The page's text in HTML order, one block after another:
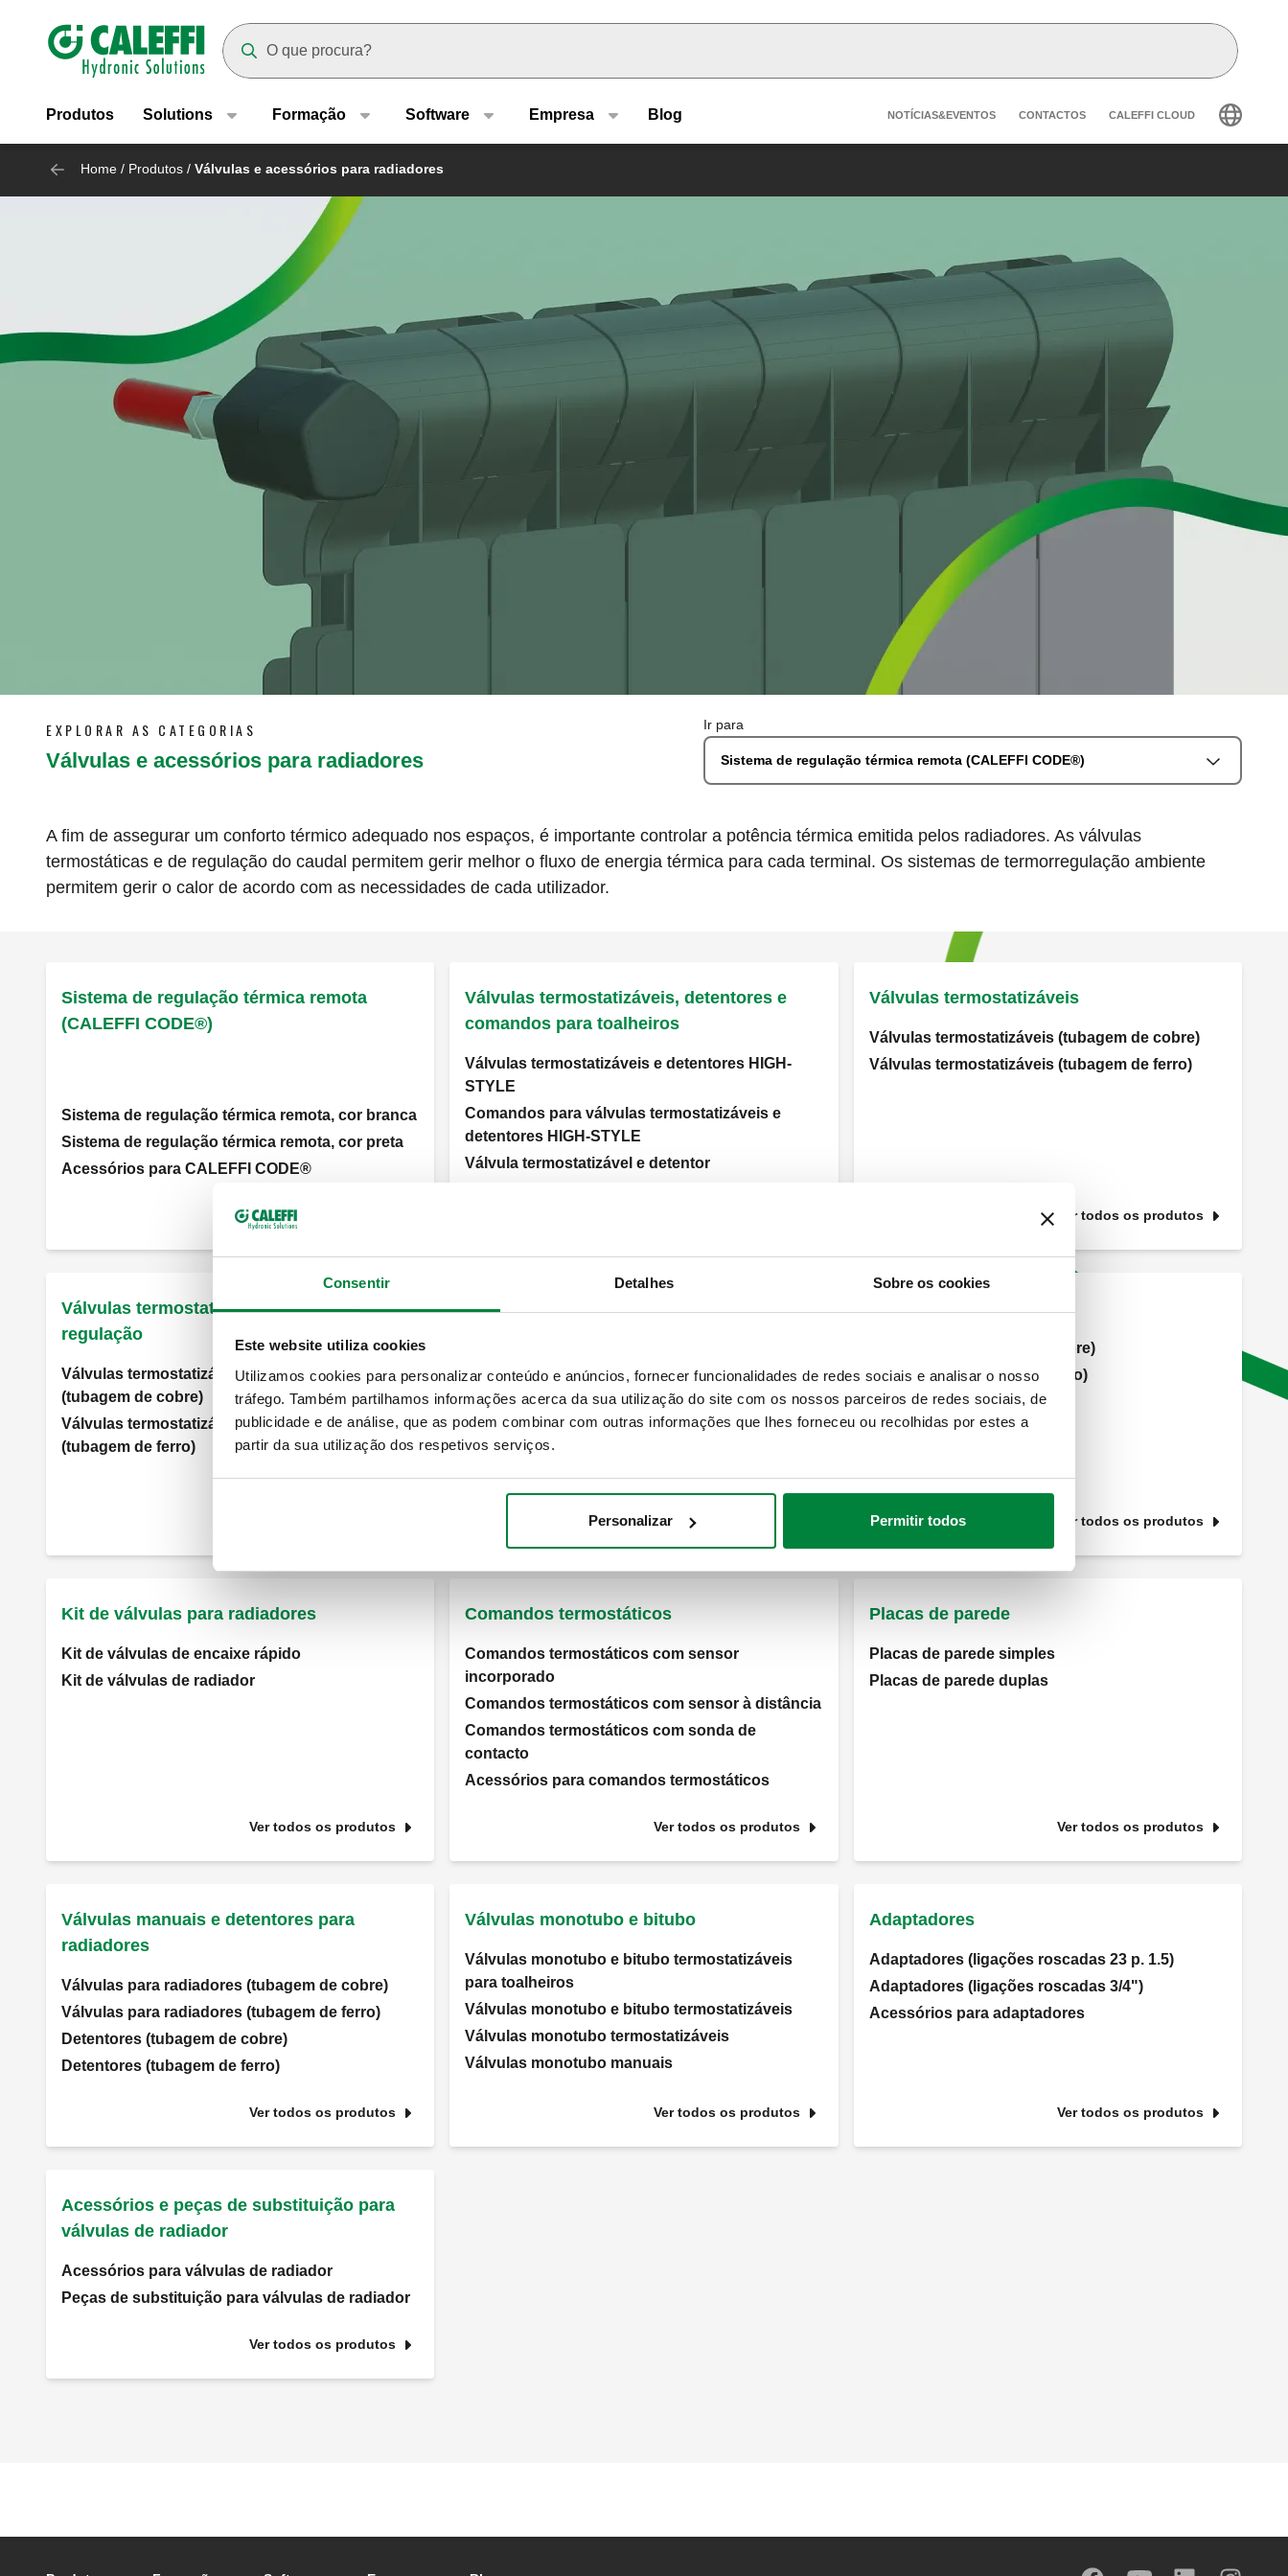
Consentir Detalhes Sobre os cookies
Este website utiliza cookies
Utilizamos cookies para personalizar conteúdo e anúncios, fornecer funcionalidades de redes sociais e analisar o nosso
tráfego. Também partilhamos informações acerca da sua utilização do site com os nossos parceiros de redes sociais, de
publicidade e de análise, que as podem combinar com outras informações que lhes forneceu ou recolhidas por estes a
partir da sua utilização dos respetivos serviços.
Personalizar Permitir todos
Header main navigation
Produtos Solutions Formação Software Empresa Blog Header secondary navigation
NOTÍCIAS&EVENTOS CONTACTOS CALEFFI CLOUD
Home / Produtos / Válvulas e acessórios para radiadores
EXPLORAR AS CATEGORIAS
Válvulas e acessórios para radiadores
Ir para
Sistema de regulação térmica remota (CALEFFI CODE®)
A fim de assegurar um conforto térmico adequado nos espaços, é importante controlar a potência térmica emitida pelos radiadores. As válvulas
termostáticas e de regulação do caudal permitem gerir melhor o fluxo de energia térmica para cada terminal. Os sistemas de termorregulação ambiente
permitem gerir o calor de acordo com as necessidades de cada utilizador.
Sistema de regulação térmica remota
(CALEFFI CODE®)
Sistema de regulação térmica remota, cor branca
Sistema de regulação térmica remota, cor preta
Acessórios para CALEFFI CODE®
Ver todos os produtos
Válvulas termostatizáveis, detentores e
comandos para toalheiros
Válvulas termostatizáveis e detentores HIGH-
STYLE
Comandos para válvulas termostatizáveis e
detentores HIGH-STYLE
Válvula termostatizável e detentor
Válvulas termostatizáveis
Válvulas termostatizáveis (tubagem de cobre)
Válvulas termostatizáveis (tubagem de ferro)
Ver todos os produtos
Válvulas termostatizáveis com pré-
regulação
Válvulas termostatizáveis com pré-regulação
(tubagem de cobre)
Válvulas termostatizáveis com pré-regulação
(tubagem de ferro)
Válvulas termostáticas
Válvulas termostáticas (tubagem de ferro)
Válvulas termostáticas dinâmicas (tubagem de
cobre)
Válvulas termostáticas dinâmicas (tubagem de
ferro)
Ver todos os produtos
Detentores
Detentores (tubagem de cobre)
Detentores (tubagem de ferro)
Ver todos os produtos
Kit de válvulas para radiadores
Kit de válvulas de encaixe rápido
Kit de válvulas de radiador
Ver todos os produtos
Comandos termostáticos
Comandos termostáticos com sensor
incorporado
Comandos termostáticos com sensor à distância
Comandos termostáticos com sonda de
contacto
Acessórios para comandos termostáticos
Ver todos os produtos
Placas de parede
Placas de parede simples
Placas de parede duplas
Ver todos os produtos
Válvulas manuais e detentores para
radiadores
Válvulas para radiadores (tubagem de cobre)
Válvulas para radiadores (tubagem de ferro)
Detentores (tubagem de cobre)
Detentores (tubagem de ferro)
Ver todos os produtos
Válvulas monotubo e bitubo
Válvulas monotubo e bitubo termostatizáveis
para toalheiros
Válvulas monotubo e bitubo termostatizáveis
Válvulas monotubo termostatizáveis
Válvulas monotubo manuais
Ver todos os produtos
Adaptadores
Adaptadores (ligações roscadas 23 p. 1.5)
Adaptadores (ligações roscadas 3/4")
Acessórios para adaptadores
Ver todos os produtos
Acessórios e peças de substituição para
válvulas de radiador
Acessórios para válvulas de radiador
Peças de substituição para válvulas de radiador
Ver todos os produtos